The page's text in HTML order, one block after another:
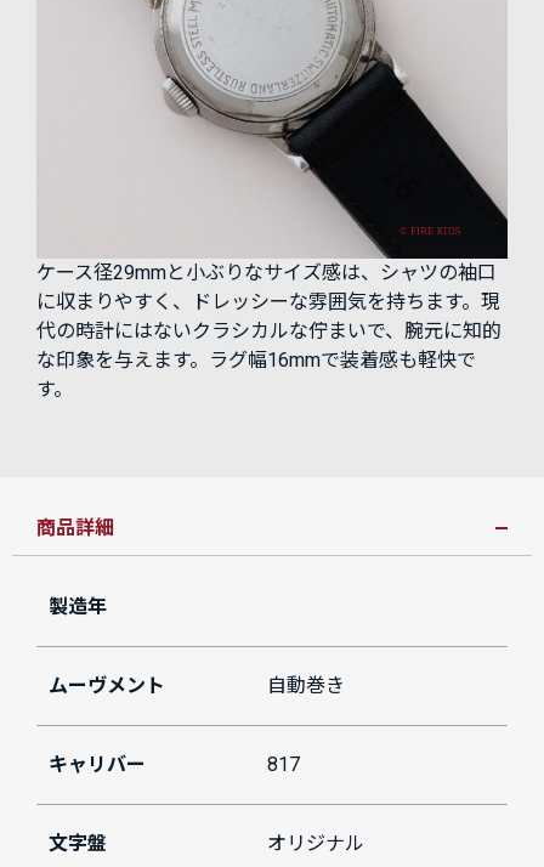
ケース径29mmと小ぶりなサイズ感は、シャツの袖口
に収まりやすく、ドレッシーな雰囲気を持ちます。現
代の時計にはないクラシカルな佇まいで、腕元に知的
な印象を与えます。ラグ幅16mmで装着感も軽快で
す。
商品詳細
製造年
ムーヴメント 自動巻き
キャリバー 817
文字盤 オリジナル